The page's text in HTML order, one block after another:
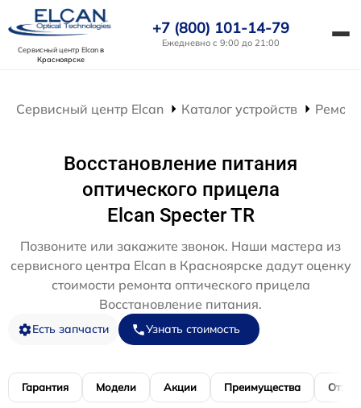
Сервисный центр Elcanв
Красноярске
+7 (800) 101-14-79
Ежедневно с 9:00 до 21:00
Сервисный центр Elcan Каталог устройств
Восстановление питания
оптического прицела
Elcan Specter TR
Позвоните или закажите звонок. Наши мастера из
сервисного центра Elcan в Красноярске дадут оценку
стоимости ремонта оптического прицела
Восстановление питания.
Есть запчасти Узнать стоимость
Гарантия Модели Акции Преимущества